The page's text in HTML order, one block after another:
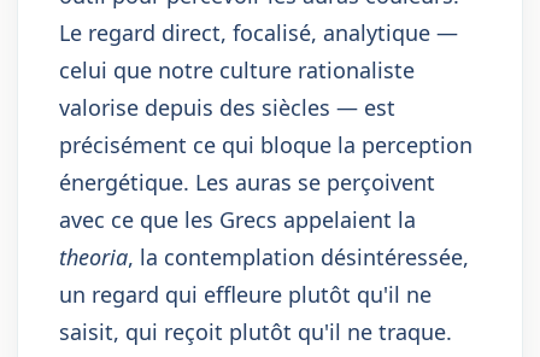
Le regard direct, focalisé, analytique —
celui que notre culture rationaliste
valorise depuis des siècles — est
précisément ce qui bloque la perception
énergétique. Les auras se perçoivent
avec ce que les Grecs appelaient la
theoria, la contemplation désintéressée,
un regard qui effleure plutôt qu'il ne
saisit, qui reçoit plutôt qu'il ne traque.